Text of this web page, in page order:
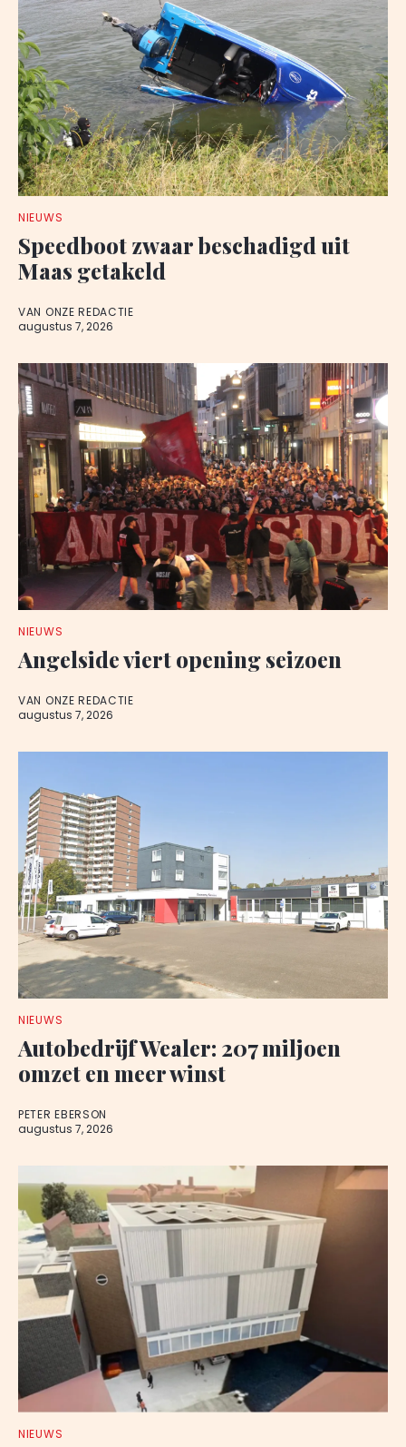
NIEUWS
Speedboot zwaar beschadigd uit
Maas getakeld
VAN ONZE REDACTIE
augustus 7, 2026
NIEUWS
Angelside viert opening seizoen
VAN ONZE REDACTIE
augustus 7, 2026
NIEUWS
Autobedrijf Wealer: 207 miljoen
omzet en meer winst
PETER EBERSON
augustus 7, 2026
NIEUWS